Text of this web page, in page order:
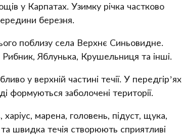
у Карпатах. Узимку річка частково
березня.
поблизу села Верхнє Синьовидне.
Яблунька, Крушельниця та інші.
у верхній частині течії. У передгір’ях
формуються заболочені території.
харіус, марена, головень, підуст, щука,
швидка течія створюють сприятливі